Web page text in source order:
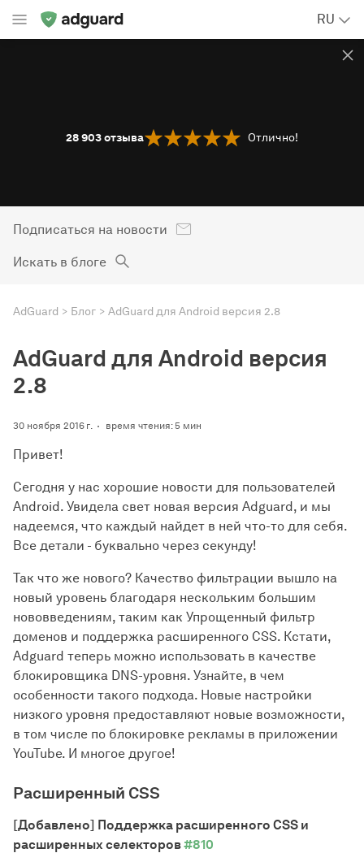
RU
28 903отзыва Отлично!
Подписаться на новости
Искать в блоге
AdGuard Блог AdGuard для Android версия 2.8
AdGuard для Android версия
2.8
30 ноября 2016 г. время чтения: 5 мин
Привет!
Сегодня у нас хорошие новости для пользователей
Android. Увидела свет новая версия Adguard, и мы
надеемся, что каждый найдет в ней что-то для себя.
Все детали - буквально через секунду!
Так что же нового? Качество фильтрации вышло на
новый уровень благодаря нескольким большим
нововведениям, таким как Упрощенный фильтр
доменов и поддержка расширенного CSS. Кстати,
Adguard теперь можно использовать в качестве
блокировщика DNS-уровня. Узнайте, в чем
особенности такого подхода. Новые настройки
низкого уровня предоставляют новые возможности,
в том числе по блокировке рекламы в приложении
YouTube. И многое другое!
Расширенный CSS
[Добавлено] Поддержка расширенного CSS и
расширенных селекторов#810